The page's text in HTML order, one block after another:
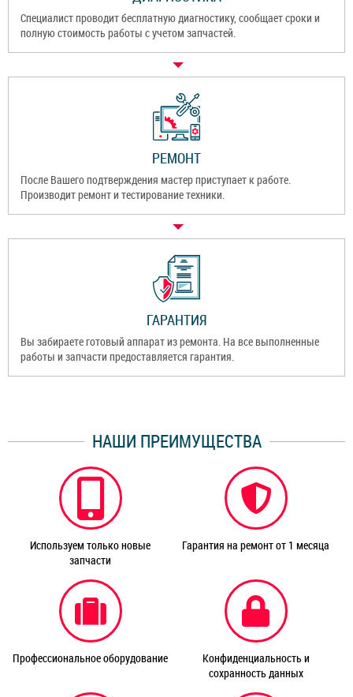
Специалист проводит бесплатную диагностику, сообщает сроки и
полную стоимость работы с учетом запчастей.
РЕМОНТ
После Вашего подтверждения мастер приступает к работе.
Производит ремонт и тестирование техники.
ГАРАНТИЯ
Вы забираете готовый аппарат из ремонта. На все выполненные
работы и запчасти предоставляется гарантия.
НАШИ ПРЕИМУЩЕСТВА
Используем только новые
запчасти
Гарантия на ремонт от 1 месяца
Профессиональное оборудование
Конфиденциальность и
сохранность данных